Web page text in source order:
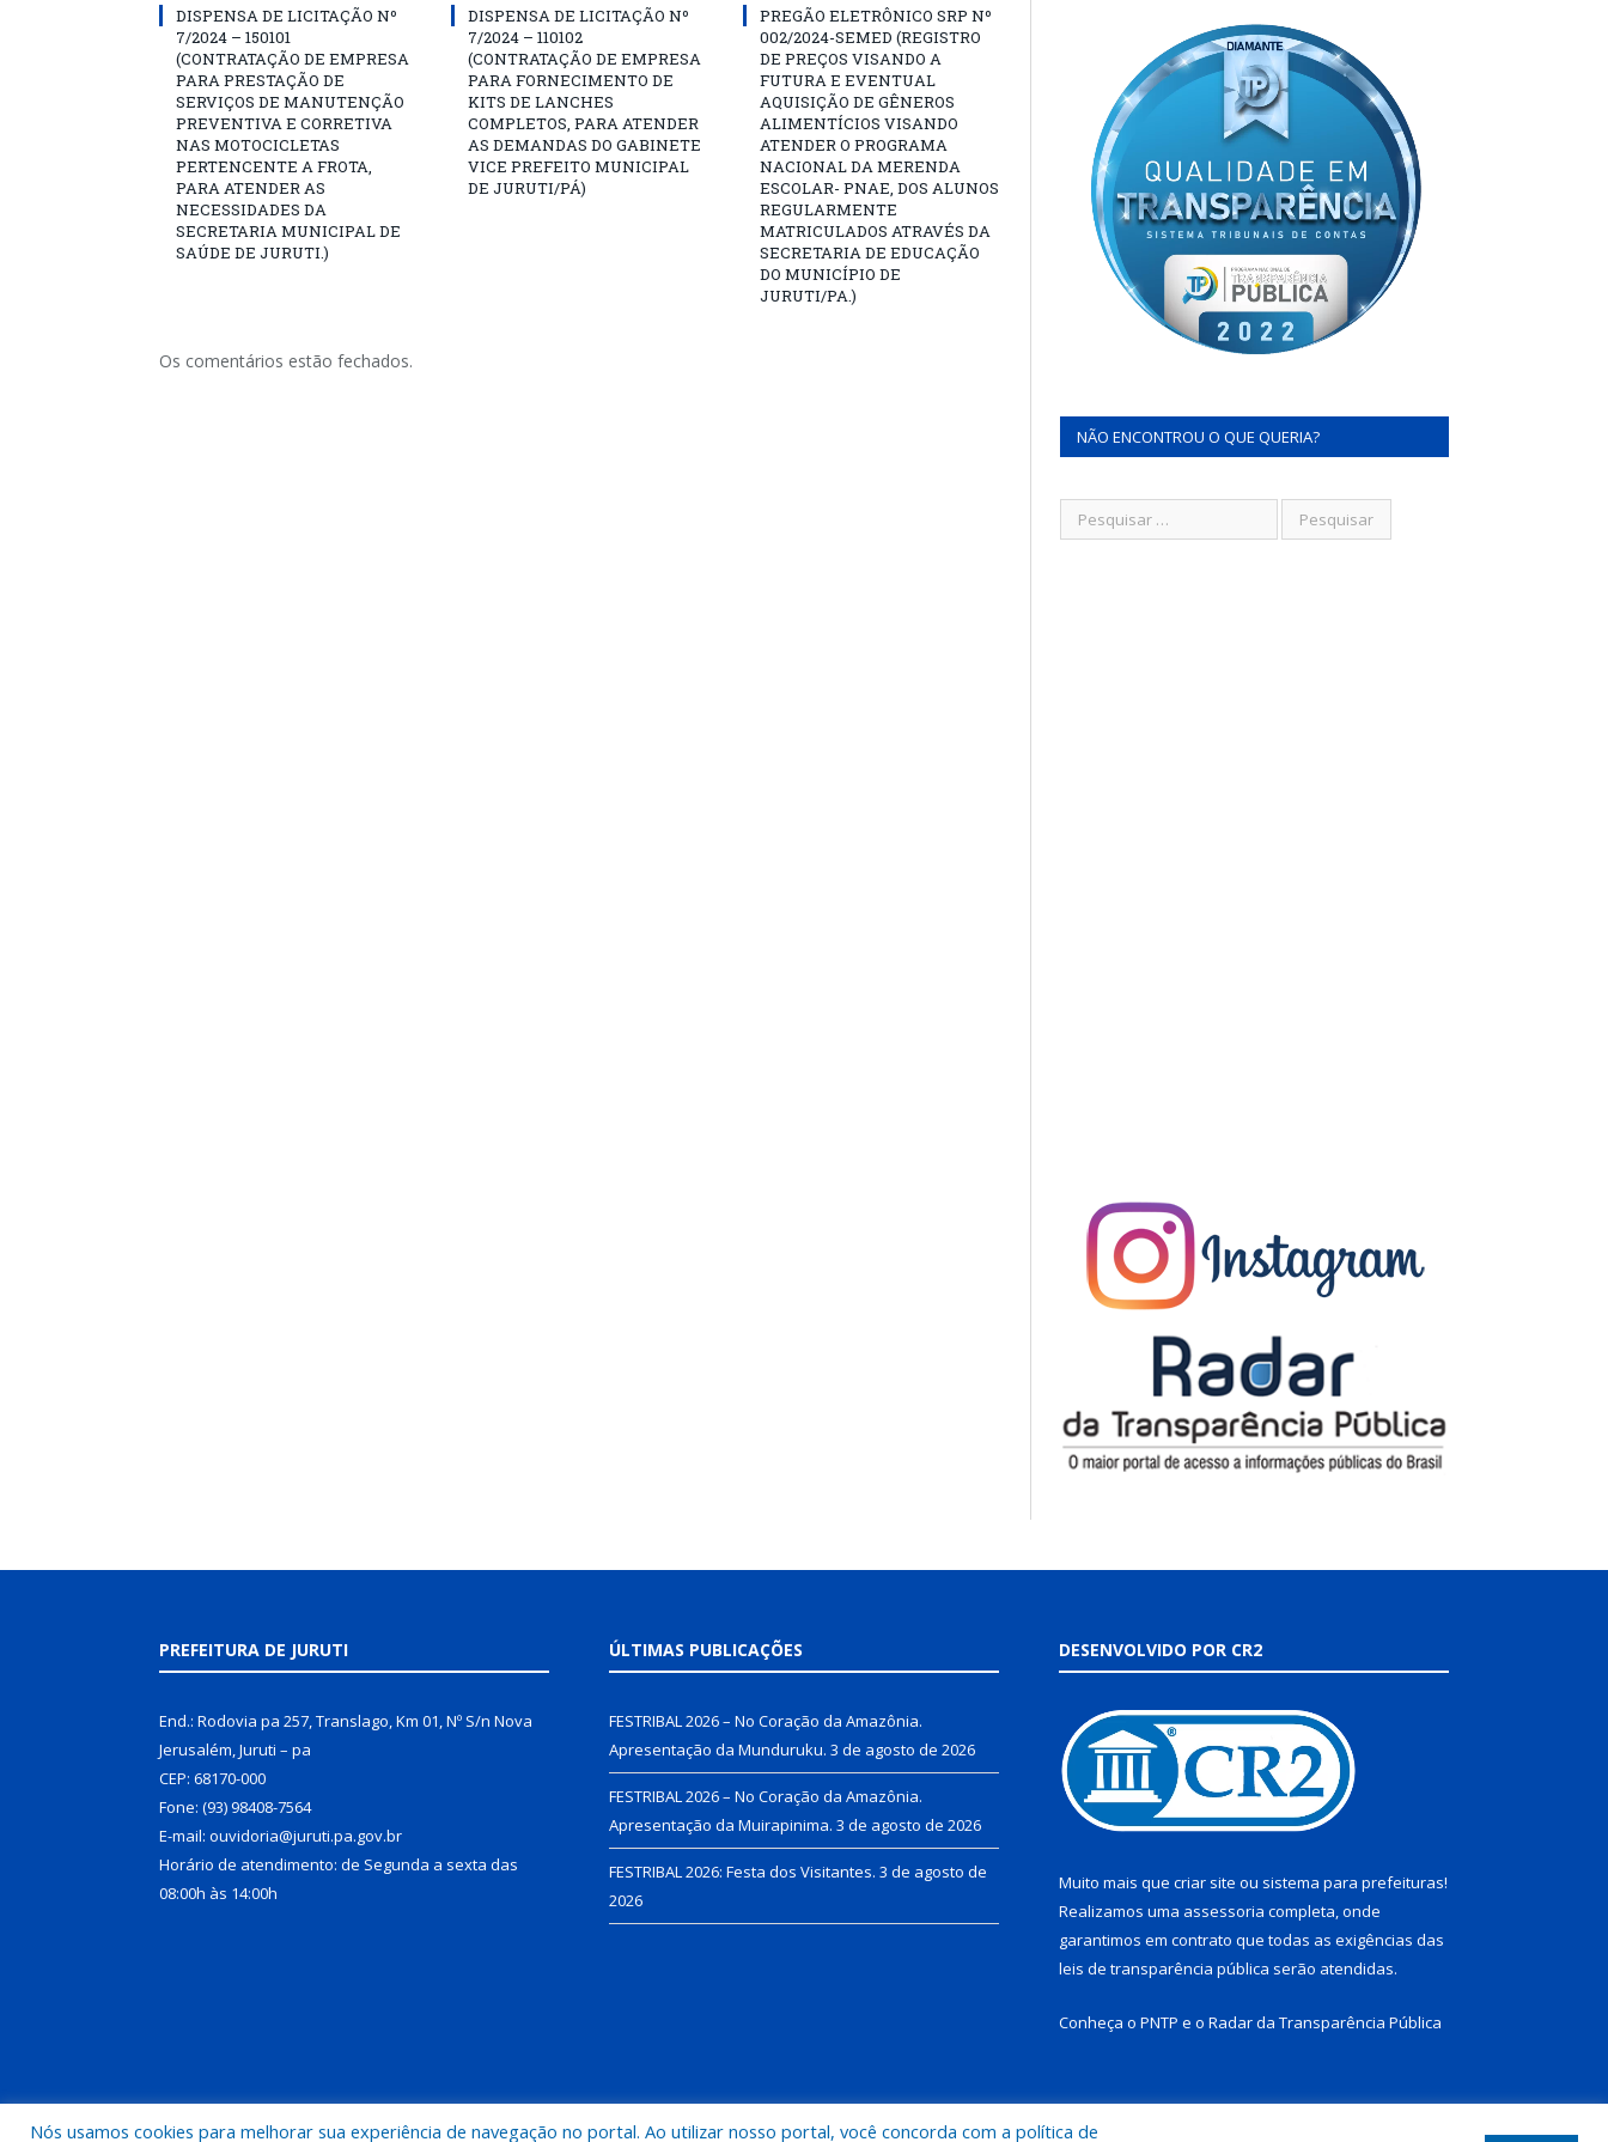
DISPENSA DE LICITAÇÃO Nº
7/2024 – 150101
(CONTRATAÇÃO DE EMPRESA
PARA PRESTAÇÃO DE
SERVIÇOS DE MANUTENÇÃO
PREVENTIVA E CORRETIVA
NAS MOTOCICLETAS
PERTENCENTE A FROTA,
PARA ATENDER AS
NECESSIDADES DA
SECRETARIA MUNICIPAL DE
SAÚDE DE JURUTI.)
DISPENSA DE LICITAÇÃO Nº
7/2024 – 110102
(CONTRATAÇÃO DE EMPRESA
PARA FORNECIMENTO DE
KITS DE LANCHES
COMPLETOS, PARA ATENDER
AS DEMANDAS DO GABINETE
VICE PREFEITO MUNICIPAL
DE JURUTI/PÁ)
PREGÃO ELETRÔNICO SRP Nº
002/2024-SEMED (REGISTRO
DE PREÇOS VISANDO A
FUTURA E EVENTUAL
AQUISIÇÃO DE GÊNEROS
ALIMENTÍCIOS VISANDO
ATENDER O PROGRAMA
NACIONAL DA MERENDA
ESCOLAR- PNAE, DOS ALUNOS
REGULARMENTE
MATRICULADOS ATRAVÉS DA
SECRETARIA DE EDUCAÇÃO
DO MUNICÍPIO DE
JURUTI/PA.)
Os comentários estão fechados.
NÃO ENCONTROU O QUE QUERIA?
PREFEITURA DE JURUTI
End.: Rodovia pa 257, Translago, Km 01, Nº S/n Nova
Jerusalém, Juruti – pa
CEP: 68170-000
Fone: (93) 98408-7564
E-mail: ouvidoria@juruti.pa.gov.br
Horário de atendimento: de Segunda a sexta das
08:00h às 14:00h
ÚLTIMAS PUBLICAÇÕES
FESTRIBAL 2026 – No Coração da Amazônia.
Apresentação da Munduruku. 3 de agosto de 2026
FESTRIBAL 2026 – No Coração da Amazônia.
Apresentação da Muirapinima. 3 de agosto de 2026
FESTRIBAL 2026: Festa dos Visitantes. 3 de agosto de
2026
DESENVOLVIDO POR CR2
Muito mais que criar site ou sistema para prefeituras!
Realizamos uma assessoria completa, onde
garantimos em contrato que todas as exigências das
leis de transparência pública serão atendidas.
Conheça o PNTP e o Radar da Transparência Pública
Nós usamos cookies para melhorar sua experiência de navegação no portal. Ao utilizar nosso portal, você concorda com a política de